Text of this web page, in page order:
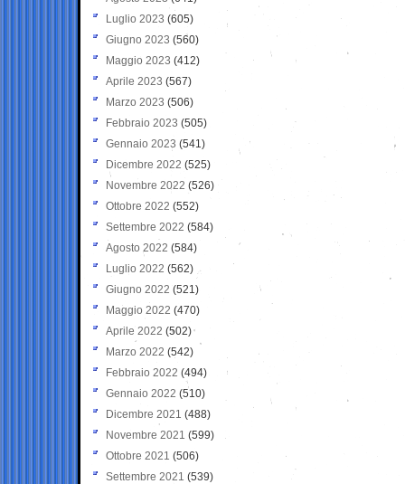
Luglio 2023 (605)
Giugno 2023 (560)
Maggio 2023 (412)
Aprile 2023 (567)
Marzo 2023 (506)
Febbraio 2023 (505)
Gennaio 2023 (541)
Dicembre 2022 (525)
Novembre 2022 (526)
Ottobre 2022 (552)
Settembre 2022 (584)
Agosto 2022 (584)
Luglio 2022 (562)
Giugno 2022 (521)
Maggio 2022 (470)
Aprile 2022 (502)
Marzo 2022 (542)
Febbraio 2022 (494)
Gennaio 2022 (510)
Dicembre 2021 (488)
Novembre 2021 (599)
Ottobre 2021 (506)
Settembre 2021 (539)